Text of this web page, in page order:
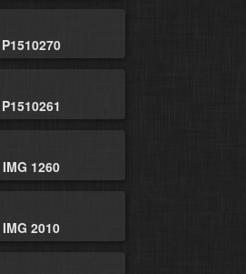
P1510270
P1510261
IMG 1260
IMG 2010